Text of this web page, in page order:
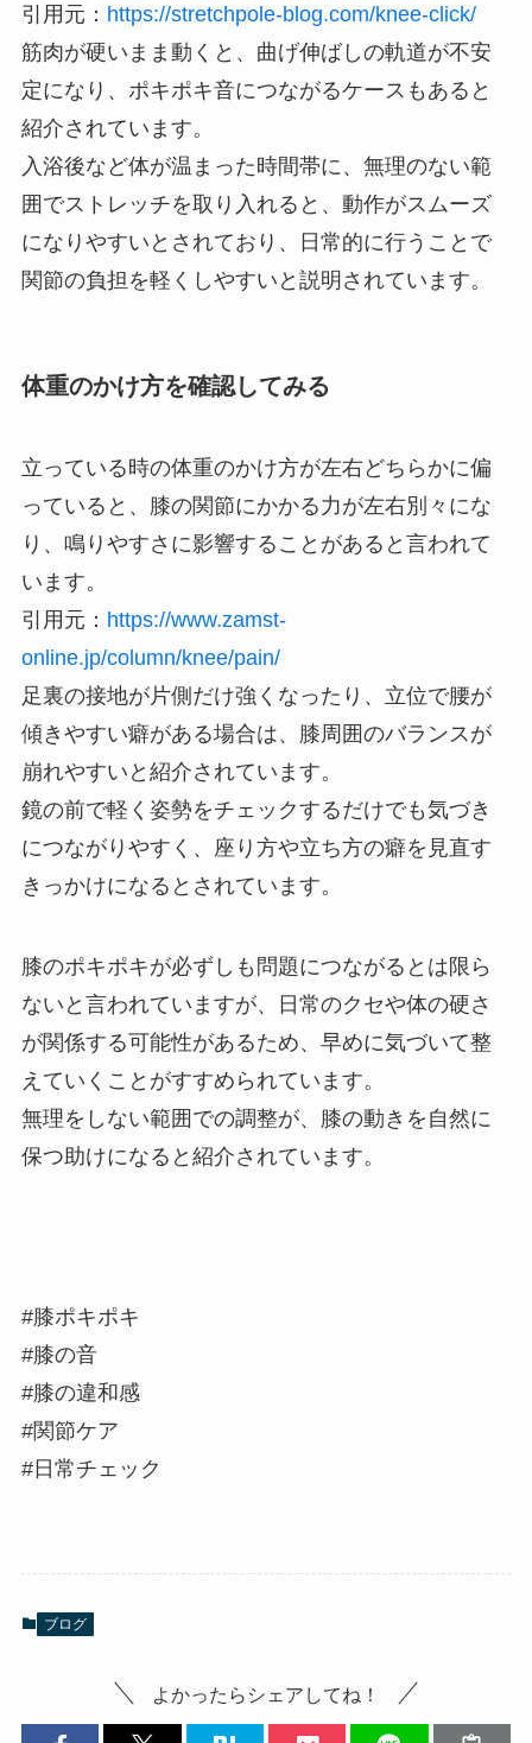
引用元： https://stretchpole-blog.com/knee-click/
筋肉が硬いまま動くと、曲げ伸ばしの軌道が不安
定になり、ポキポキ音につながるケースもあると
紹介されています。
入浴後など体が温まった時間帯に、無理のない範
囲でストレッチを取り入れると、動作がスムーズ
になりやすいとされており、日常的に行うことで
関節の負担を軽くしやすいと説明されています。
体重のかけ方を確認してみる
立っている時の体重のかけ方が左右どちらかに偏
っていると、膝の関節にかかる力が左右別々にな
り、鳴りやすさに影響することがあると言われて
います。
引用元： https://www.zamst-
online.jp/column/knee/pain/
足裏の接地が片側だけ強くなったり、立位で腰が
傾きやすい癖がある場合は、膝周囲のバランスが
崩れやすいと紹介されています。
鏡の前で軽く姿勢をチェックするだけでも気づき
につながりやすく、座り方や立ち方の癖を見直す
きっかけになるとされています。
膝のポキポキが必ずしも問題につながるとは限ら
ないと言われていますが、日常のクセや体の硬さ
が関係する可能性があるため、早めに気づいて整
えていくことがすすめられています。
無理をしない範囲での調整が、膝の動きを自然に
保つ助けになると紹介されています。
#膝ポキポキ
#膝の音
#膝の違和感
#関節ケア
#日常チェック
ブログ
よかったらシェアしてね！